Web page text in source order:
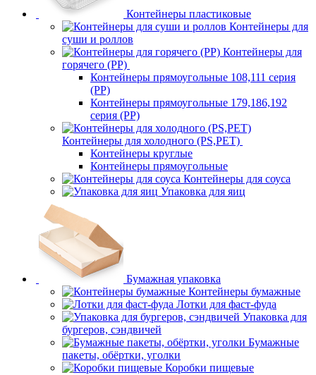
Контейнеры пластиковые
Контейнеры для
суши и роллов
Контейнеры для
горячего (PP)
Контейнеры прямоугольные 108,111 серия
(PP)
Контейнеры прямоугольные 179,186,192
серия (PP)
Контейнеры для холодного (PS,PET)
Контейнеры круглые
Контейнеры прямоугольные
Контейнеры для соуса
Упаковка для яиц
Бумажная упаковка
Контейнеры бумажные
Лотки для фаст-фуда
Упаковка для
бургеров, сэндвичей
Бумажные
пакеты, обёртки, уголки
Коробки пищевые